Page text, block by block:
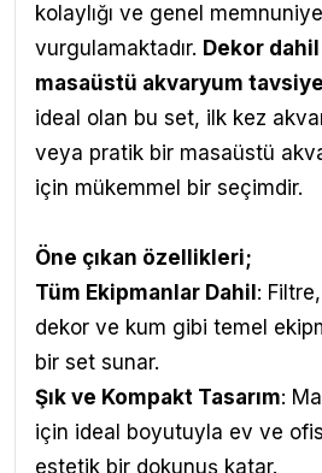
kolaylığı ve genel
vurgulamaktadır. Dekor
masaüstü akvaryum
ideal olan bu set, ilk kez
veya pratik bir masaüstü
için mükemmel bir seçimdir.
Öne çıkan özellikleri;
Tüm Ekipmanlar Dahil :
dekor ve kum gibi temel
bir set sunar.
Şık ve Kompakt Tasarım:
için ideal boyutuyla ev ve
estetik bir dokunuş katar.